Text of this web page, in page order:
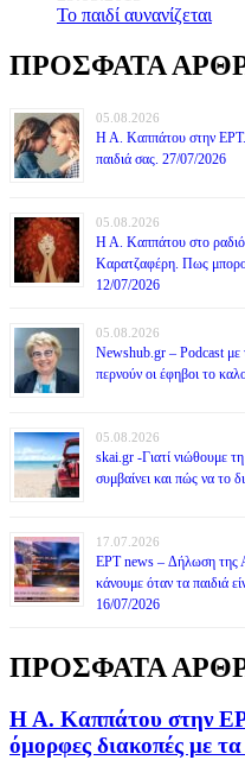
Το παιδί αυνανίζεται
ΠΡΟΣΦΑΤΑ
05.08.2026
Η Α. Καππάτου στην ΕΡΤ.
παιδιά σας. 27/07/2026
05.08.2026
Η Α. Καππάτου στο
Καρατζαφέρη. Πως
12/07/2026
05.08.2026
Newshub.gr – Podcast με
περνούν οι έφηβοι το
05.08.2026
skai.gr -Γιατί νιώθουμε
συμβαίνει και πώς να το
17.07.2026
ΕΡΤ news – Δήλωση της
κάνουμε όταν τα παιδιά
16/07/2026
ΠΡΟΣΦΑΤΑ
Η Α. Καππάτου στην
όμορφες διακοπές με